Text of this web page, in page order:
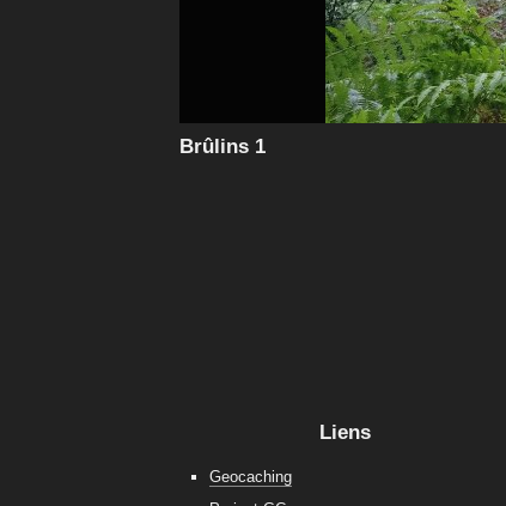
Brûlins 1
Liens
Geocaching